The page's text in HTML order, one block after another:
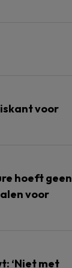
voor
hoeft geen
voor
‘Niet met